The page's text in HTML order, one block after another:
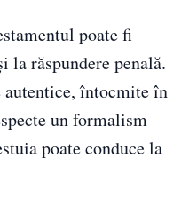
poate fi
răspundere penală.
autentice, întocmite în
un formalism
poate conduce la